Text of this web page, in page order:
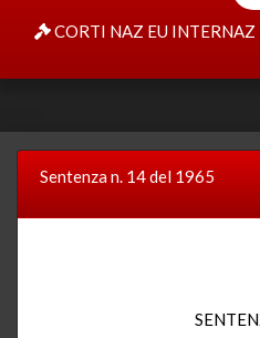
CORTI NAZ EU INTERNAZ
Sentenza n. 14 del 1965